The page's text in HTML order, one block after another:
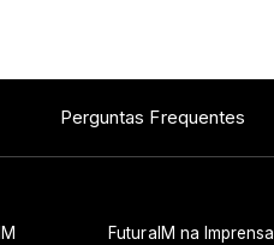
Perguntas Frequentes
FuturaIM na Imprensa